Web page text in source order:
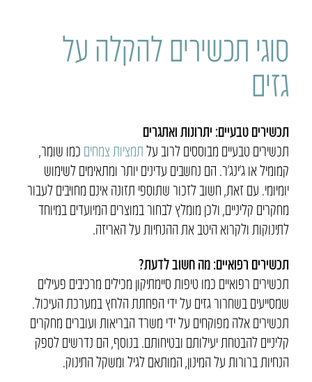
סוגי תכשירים להקלה על
גזים
תכשירים טבעיים: יתרונות ואתגרים
תכשירים טבעיים מבוססים לרוב עלתמציות צמחים כמו שומר,
קמומיל או ג’ינג’ר. הם נחשבים עדינים יותר ומתאימים לשימוש
יומיומי. עם זאת, חשוב לזכור שתוספי תזונה אינם מחויבים לעבור
מחקרים קליניים, ולכן מומלץ לבחור במוצרים המיועדים במיוחד
לתינוקות ולקרוא היטב את ההנחיות על האריזה.
תכשירים רפואיים: מה חשוב לדעת?
תכשירים רפואיים כמו טיפות סיימתיקון מכילים מרכיבים פעילים
שמסייעים בשחרור גזים על ידי הפחתת הלחץ במערכת העיכול.
תכשירים אלה מפוקחים על ידי משרד הבריאות ועוברים מחקרים
קליניים להבטחת יעילותם ובטיחותם. בנוסף, הם נדרשים לספק
הנחיות ברורות על המינון, המותאם לגיל ומשקל התינוק.